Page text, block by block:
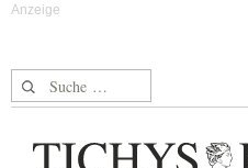
Suche nach: